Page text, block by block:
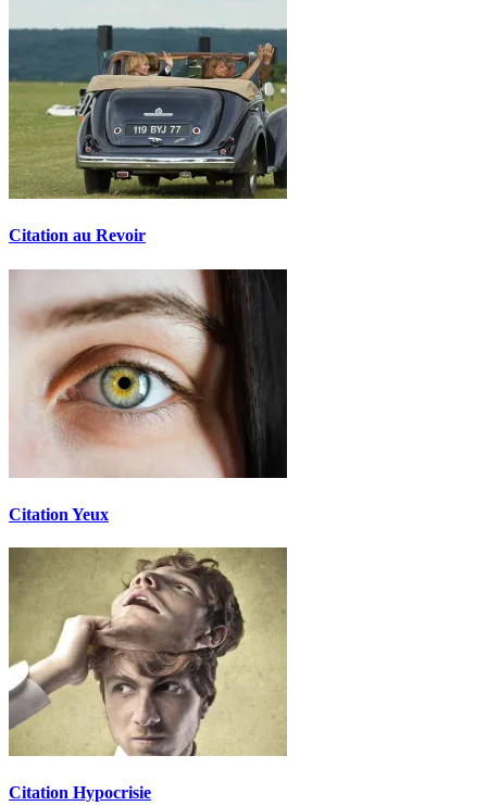
Citation au Revoir
Citation Yeux
Citation Hypocrisie